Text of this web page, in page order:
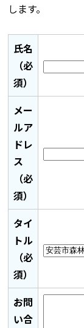
します。
氏名
（必
須）
メー
ルア
ドレ
ス
（必
須）
タイ
トル
（必
須）
お問
い合